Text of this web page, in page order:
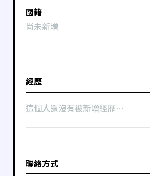
國籍
尚未新增
經歷
這個人還沒有被新增經歷⋯
聯絡方式